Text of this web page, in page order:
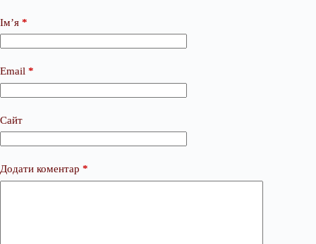
Ім’я *
Email *
Сайт
Додати коментар *